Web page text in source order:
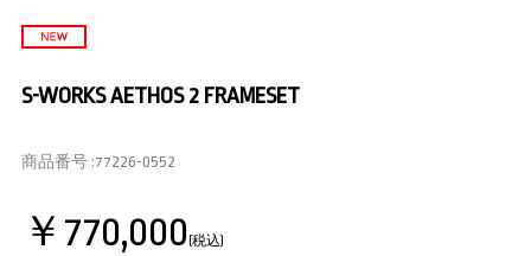
S-WORKS AETHOS 2 FRAMESET
商品番号 :77226-0552
￥770,000(税込)